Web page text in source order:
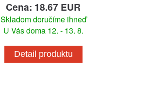
Cena: 18.67 EUR
Skladom doručíme ihneď
U Vás doma 12. - 13. 8.
Detail produktu